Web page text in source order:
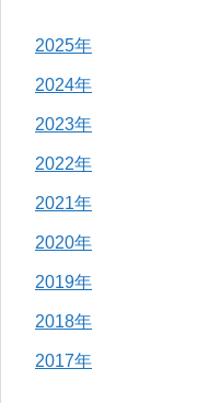
2025年
2024年
2023年
2022年
2021年
2020年
2019年
2018年
2017年